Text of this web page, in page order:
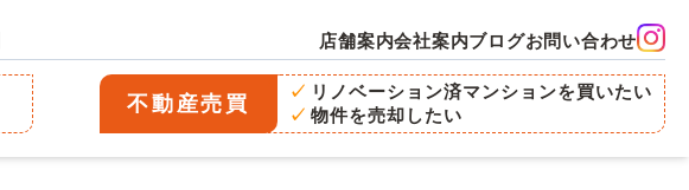
店舗案内会社案内ブログお問い合わせ
不動産売買
リノベーション済マンションを買いたい
物件を売却したい
店舗案内